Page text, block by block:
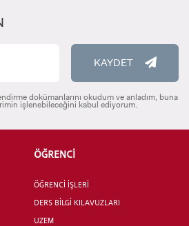
KAYDET
dokümanlarını okudum ve anladım, buna
işlenebileceğini kabul ediyorum.
ÖĞRENCİ
ÖĞRENCİ İŞLERİ
DERS BİLGİ KILAVUZLARI
UZEM